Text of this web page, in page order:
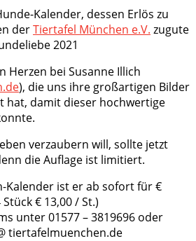
Kalender, dessen Erlös zu
derTiertafel München e.V. zugute
2021
Herzen bei Susanne Illich
), die uns ihre großartigen Bilder
hat, damit dieser hochwertige
verzaubern will, sollte jetzt
die Auflage ist limitiert.
Kalender ist er ab sofort für €
€ 13,00 / St.)
unter 01577 – 3819696 oder
tiertafelmuenchen.de